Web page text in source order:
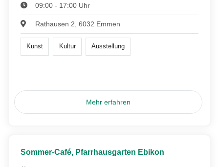
09:00 - 17:00 Uhr
Rathausen 2, 6032 Emmen
Kunst Kultur Ausstellung
Mehr erfahren
Sommer-Café, Pfarrhausgarten Ebikon